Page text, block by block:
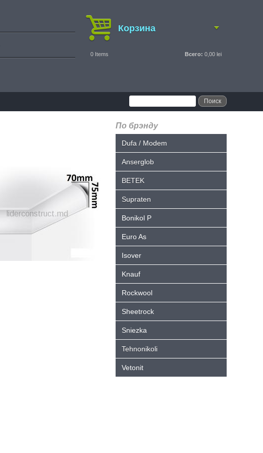
Корзина
0 Items Всего: 0,00 lei
По брэнду
Dufa / Modem
Anserglob
BETEK
Supraten
Bonikol P
Euro As
Isover
Knauf
Rockwool
Sheetrock
Sniezka
Tehnonikoli
Vetonit